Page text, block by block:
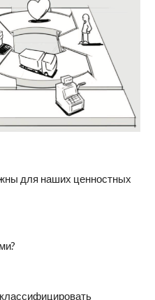
для наших ценностных